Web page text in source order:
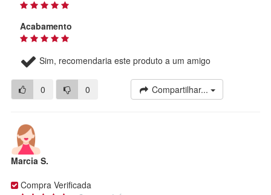
Acabamento
Sim, recomendaria este produto a um amigo
0 0 Compartilhar...
Marcia S.
Compra Verificada